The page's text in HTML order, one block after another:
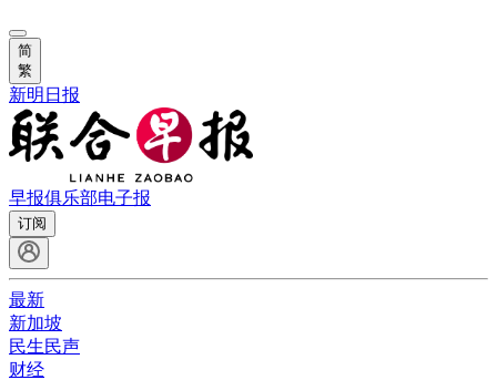
简
繁
新明日报
早报俱乐部电子报
订阅
最新
新加坡
民生民声
财经